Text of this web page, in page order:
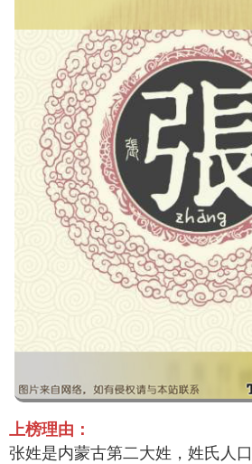
上榜理由：
张姓是内蒙古第二大姓，姓氏人